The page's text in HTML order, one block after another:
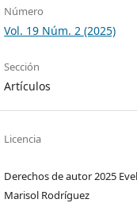
Número
Vol. 19 Núm. 2 (2025)
Sección
Artículos
Licencia
Derechos de autor 2025
Marisol Rodríguez